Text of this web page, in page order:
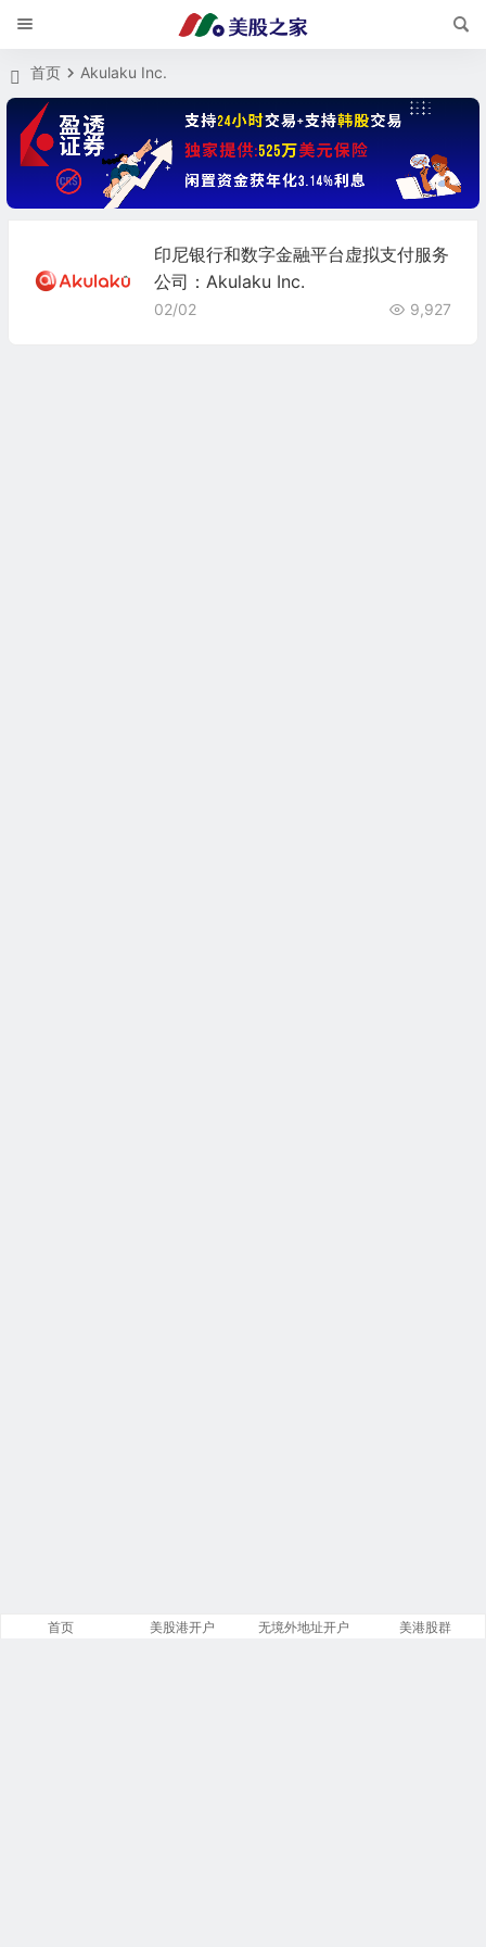
首页 Akulaku Inc.
印尼银行和数字金融平台虚拟支付服务
公司：Akulaku Inc.
02/02 9,927
首页 美股港开户 无境外地址开户 美港股群